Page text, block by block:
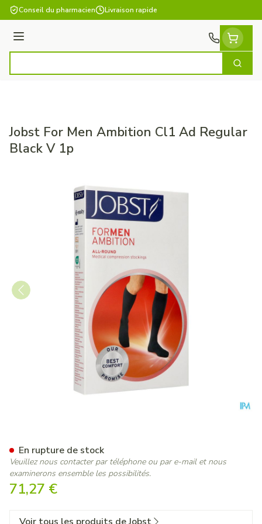
Aller au contenu
Conseil du pharmacien Livraison rapide
Menu
Jobst For Men Ambition Cl1 Ad Regular
Black V 1p
71,27 €
En rupture de stock
Veuillez nous contacter par téléphone ou par e-mail et nous
examinerons ensemble les possibilités.